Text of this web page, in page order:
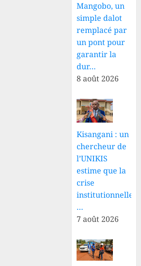
Mangobo, un
simple dalot
remplacé par
un pont pour
garantir la
dur…
8 août 2026
Kisangani : un
chercheur de
l’UNIKIS
estime que la
crise
institutionnelle
…
7 août 2026